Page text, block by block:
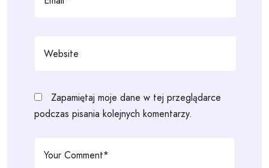
Zapamiętaj moje dane w tej przeglądarce
podczas pisania kolejnych komentarzy.